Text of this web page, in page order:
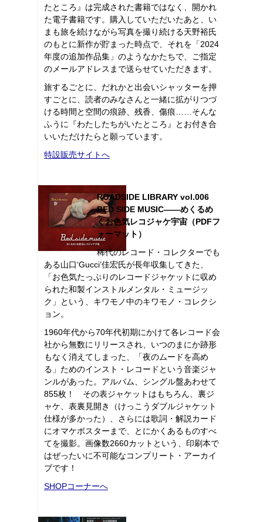
たところ』は完成された書籍ではなく、開かれ
た電子書籍です。購入していただいたあと、い
まも旅を続けながら写真を撮り続ける天野裕氏
のもとに新作が貯まった時点で、それを「2024
年度の追加作品集」のようなかたちで、ご指定
のメールアドレスまで送らせていただきます。
旅するごとに、だれかと出会いシャッターを押
すごとに、読者のみなさんと一緒に拡がりつづ
ける時間と空間の痕跡、残香、傷痕……そんな
ふうに『わたしたちがいたところ』とお付き合
いいただけたらと願っています。
特設販売サイトへ
ROADSIDE LIBRARY vol.006
BED SIDE MUSIC――めくるめ
くお色気レコジャケ宇宙（PDFフ
ォーマット）
稀代のレコード・コレクターでも
ある山口‘Gucci’佳宏氏が長年収集してきた、
「お色気たっぷりのレコードジャケットに収め
られた和製インストルメンタル・ミュージッ
ク」という、キワモノ中のキワモノ・コレクシ
ョン。
1960年代から70年代初期にかけて各レコード会
社から無数にリリースされ、いつのまにか跡形
もなく消えてしまった、「夜のムードを高め
る」ためのインスト・レコードという音楽ジャ
ンルがあった。アルバム、シングル盤あわせて
855枚！ その表ジャケットはもちろん、裏ジ
ャケ、表裏見開き（けっこうダブルジャケット
仕様が多かった）、さらには歌詞・解説カード
にオマケポスターまで、とにかくあるものすべ
てを撮影。画像数2660カットという、印刷本で
はぜったいに不可能なコンプリート・アーカイ
ブです！
SHOPコーナーへ